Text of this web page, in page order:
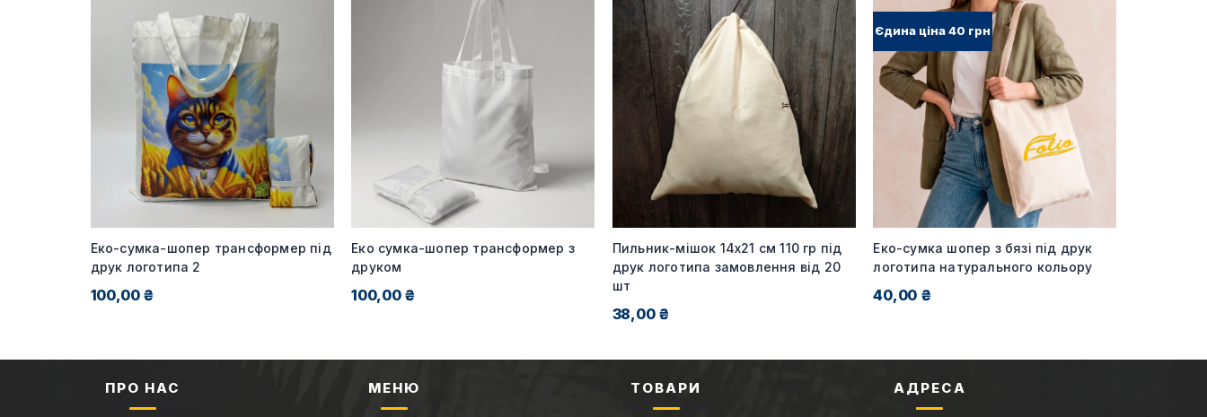
Еко-сумка-шопер трансформер під
друк логотипа 2
100,00 ₴
Еко сумка-шопер трансформер з
друком
100,00 ₴
Пильник-мішок 14х21 см 110 гр під
друк логотипа замовлення від 20
шт
38,00 ₴
Єдина ціна 40 грн
Еко-сумка шопер з бязі під друк
логотипа натурального кольору
40,00 ₴
ПРО НАС МЕНЮ ТОВАРИ АДРЕСА